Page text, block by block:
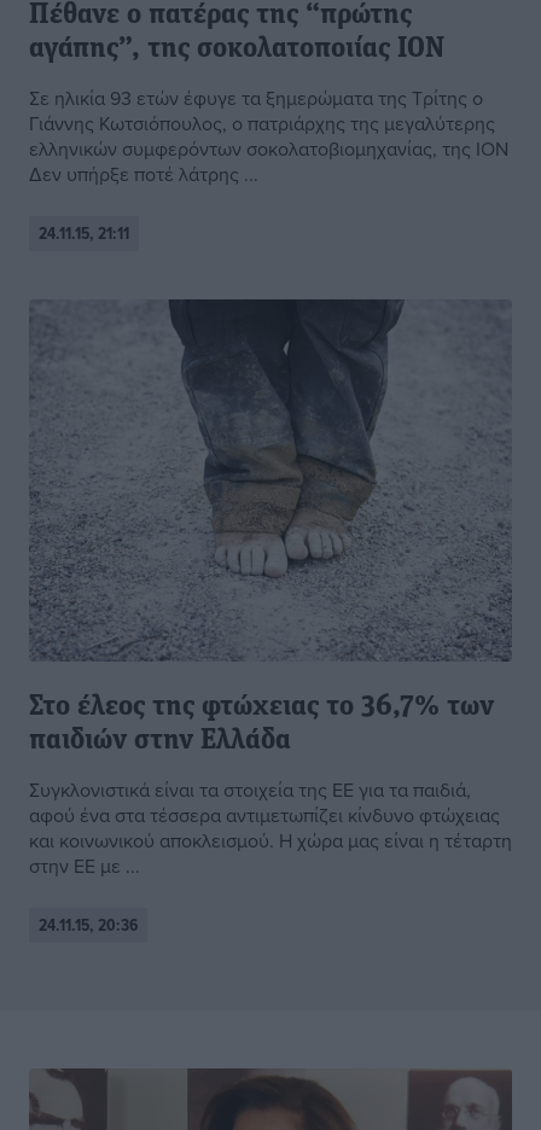
Πέθανε ο πατέρας της “πρώτης
αγάπης”, της σοκολατοποιίας ΙΟΝ
Σε ηλικία 93 ετών έφυγε τα ξημερώματα της Τρίτης ο
Γιάννης Κωτσιόπουλος, ο πατριάρχης της μεγαλύτερης
ελληνικών συμφερόντων σοκολατοβιομηχανίας, της ΙΟΝ
Δεν υπήρξε ποτέ λάτρης ...
24.11.15, 21:11
Στο έλεος της φτώχειας το 36,7% των
παιδιών στην Ελλάδα
Συγκλονιστικά είναι τα στοιχεία της ΕΕ για τα παιδιά,
αφού ένα στα τέσσερα αντιμετωπίζει κίνδυνο φτώχειας
και κοινωνικού αποκλεισμού. Η χώρα μας είναι η τέταρτη
στην ΕΕ με ...
24.11.15, 20:36